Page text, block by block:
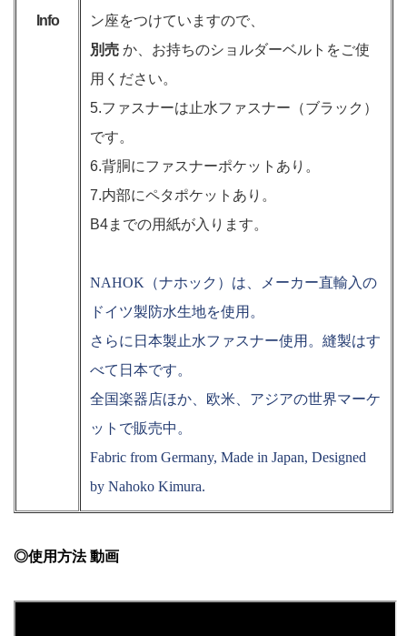
Info
ン座をつけていますので、
別売 か、お持ちのショルダーベルトをご使
用ください。
5.ファスナーは止水ファスナー（ブラック）
です。
6.背胴にファスナーポケットあり。
7.内部にペタポケットあり。
B4までの用紙が入ります。
NAHOK（ナホック）は、メーカー直輸入の
ドイツ製防水生地を使用。
さらに日本製止水ファスナー使用。縫製はす
べて日本です。
全国楽器店ほか、欧米、アジアの世界マーケ
ットで販売中。
Fabric from Germany, Made in Japan, Designed
by Nahoko Kimura.
◎使用方法 動画